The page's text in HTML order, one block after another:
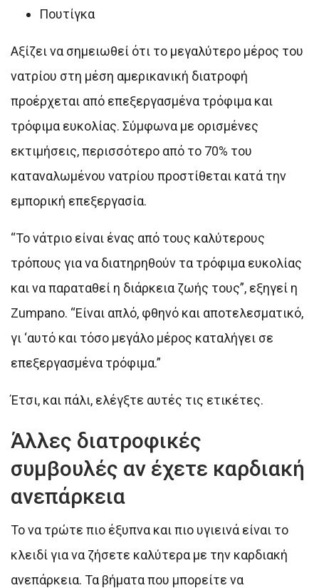
Πουτίγκα
Αξίζει να σημειωθεί ότι το μεγαλύτερο μέρος του
νατρίου στη μέση αμερικανική διατροφή
προέρχεται από επεξεργασμένα τρόφιμα και
τρόφιμα ευκολίας. Σύμφωνα με ορισμένες
εκτιμήσεις, περισσότερο από το 70% του
καταναλωμένου νατρίου προστίθεται κατά την
εμπορική επεξεργασία.
“Το νάτριο είναι ένας από τους καλύτερους
τρόπους για να διατηρηθούν τα τρόφιμα ευκολίας
και να παραταθεί η διάρκεια ζωής τους”, εξηγεί η
Zumpano. “Είναι απλό, φθηνό και αποτελεσματικό,
γι ‘αυτό και τόσο μεγάλο μέρος καταλήγει σε
επεξεργασμένα τρόφιμα.”
Έτσι, και πάλι, ελέγξτε αυτές τις ετικέτες.
Άλλες διατροφικές
συμβουλές αν έχετε καρδιακή
ανεπάρκεια
Το να τρώτε πιο έξυπνα και πιο υγιεινά είναι το
κλειδί για να ζήσετε καλύτερα με την καρδιακή
ανεπάρκεια. Τα βήματα που μπορείτε να